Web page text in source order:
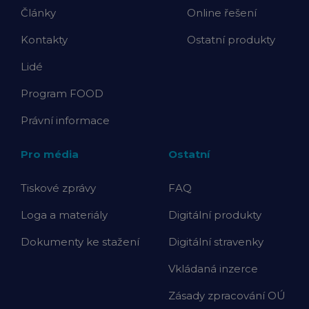
Články
Kontakty
Lidé
Program FOOD
Právní informace
Online řešení
Ostatní produkty
Pro média
Tiskové zprávy
Loga a materiály
Dokumenty ke stažení
Ostatní
FAQ
Digitální produkty
Digitální stravenky
Vkládaná inzerce
Zásady zpracování OÚ